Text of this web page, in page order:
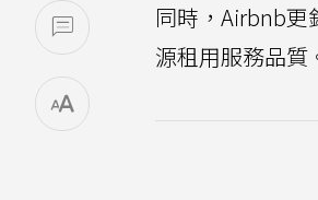
同時，Airbnb更
源租用服務品質